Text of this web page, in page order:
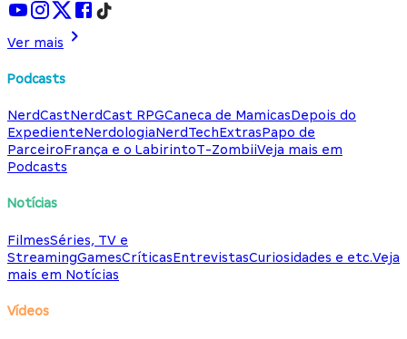
Ver mais
Podcasts
NerdCastNerdCast RPGCaneca de MamicasDepois do
ExpedienteNerdologiaNerdTechExtrasPapo de
ParceiroFrança e o LabirintoT-ZombiiVeja mais em
Podcasts
Notícias
FilmesSéries, TV e
StreamingGamesCríticasEntrevistasCuriosidades e etc.Veja
mais em Notícias
Vídeos